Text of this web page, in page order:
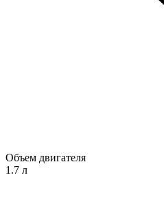
Объем двигателя
1.7 л